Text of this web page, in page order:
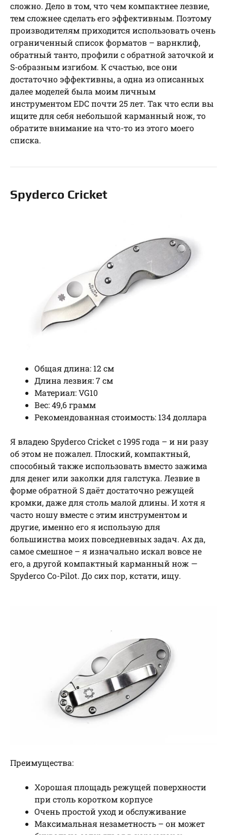
сложно. Дело в том, что чем компактнее лезвие,
тем сложнее сделать его эффективным. Поэтому
производителям приходится использовать очень
ограниченный список форматов – варнклиф,
обратный танто, профили с обратной заточкой и
S-образным изгибом. К счастью, все они
достаточно эффективны, а одна из описанных
далее моделей была моим личным
инструментом EDC почти 25 лет. Так что если вы
ищите для себя небольшой карманный нож, то
обратите внимание на что-то из этого моего
списка.
Spyderco Cricket
Общая длина: 12 см
Длина лезвия: 7 см
Материал: VG10
Вес: 49,6 грамм
Рекомендованная стоимость: 134 доллара
Я владею Spyderco Cricket с 1995 года – и ни разу
об этом не пожалел. Плоский, компактный,
способный также использовать вместо зажима
для денег или заколки для галстука. Лезвие в
форме обратной S даёт достаточно режущей
кромки, даже для столь малой длины. И хотя я
часто ношу вместе с этим инструментом и
другие, именно его я использую для
большинства моих повседневных задач. Ах да,
самое смешное – я изначально искал вовсе не
его, а другой компактный карманный нож —
Spyderco Co-Pilot. До сих пор, кстати, ищу.
Преимущества:
Хорошая площадь режущей поверхности
при столь коротком корпусе
Очень простой уход и обслуживание
Максимальная незаметность – он может